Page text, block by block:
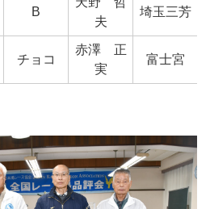
B
夫
埼玉三芳
チョコ
赤澤 正
実
富士宮